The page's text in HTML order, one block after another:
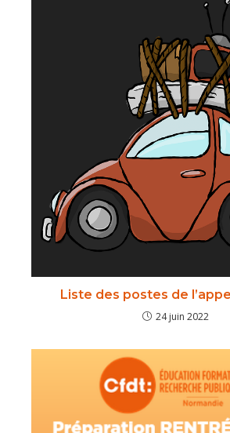
Liste des postes de
24 juin 2022